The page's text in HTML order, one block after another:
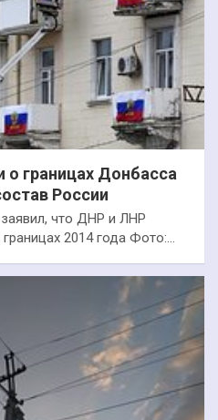
о границах Донбасса
России
что ДНР и ЛНР
2014 года Фото:…